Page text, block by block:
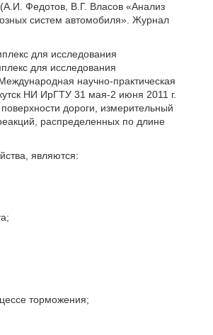
(А.И. Федотов, В.Г. Власов «Анализ
систем автомобиля». Журнал
для исследования
для исследования
научно-практическая
НИ ИрГТУ 31 мая-2 июня 2011 г.
дороги, измерительный
распределенных по длине
являются:
торможения;